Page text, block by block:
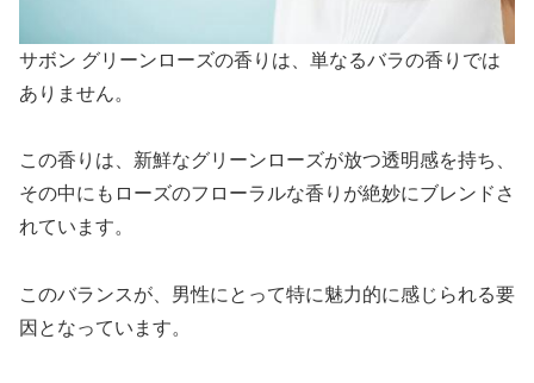
サボン グリーンローズの香りは、単なるバラの香りでは
ありません。
この香りは、新鮮なグリーンローズが放つ透明感を持ち、
その中にもローズのフローラルな香りが絶妙にブレンドさ
れています。
このバランスが、男性にとって特に魅力的に感じられる要
因となっています。